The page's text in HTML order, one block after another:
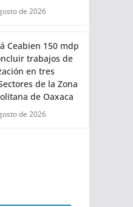
de 2026
Ceabien 150 mdp
trabajos de
en tres
de la Zona
de Oaxaca
de 2026